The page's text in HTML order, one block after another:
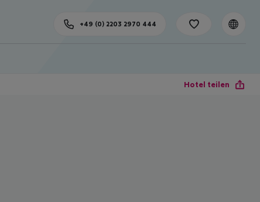
+49 (0) 2203 2970 444
Hotel teilen